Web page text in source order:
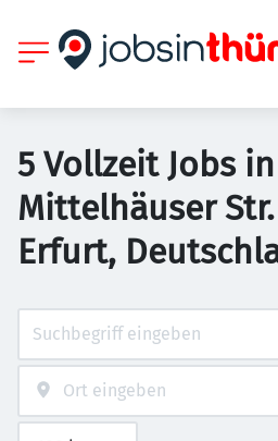
5 Vollzeit Jobs
Mittelhäuser Str.
Erfurt,